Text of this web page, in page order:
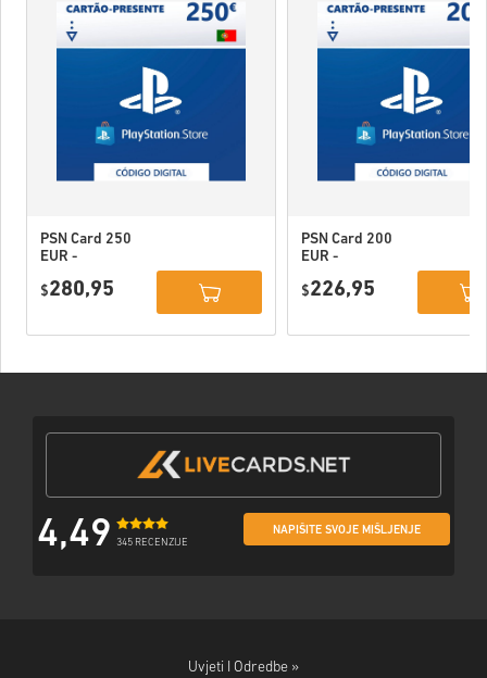
PSN Card 250
EUR -
Network
$280,95
PSN Card 200
EUR -
Network
$226,95
4,49 345 RECENZIJE
NAPIŠITE SVOJE MIŠLJENJE
Uvjeti I Odredbe »